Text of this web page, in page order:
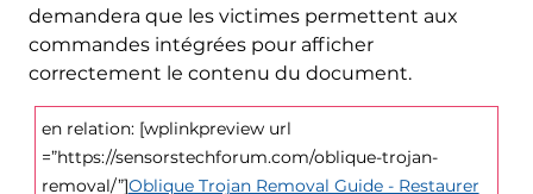
demandera que les victimes permettent aux
commandes intégrées pour afficher
correctement le contenu du document.
en relation: [wplinkpreview url
=”https://sensorstechforum.com/oblique-trojan-
removal/”]Oblique Trojan Removal Guide - Restaurer